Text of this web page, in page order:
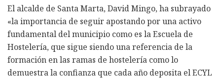
El alcalde de Santa Marta, David Mingo, ha subrayado
«la importancia de seguir apostando por una activo
fundamental del municipio como es la Escuela de
Hostelería, que sigue siendo una referencia de la
formación en las ramas de hostelería como lo
demuestra la confianza que cada año deposita el ECYL